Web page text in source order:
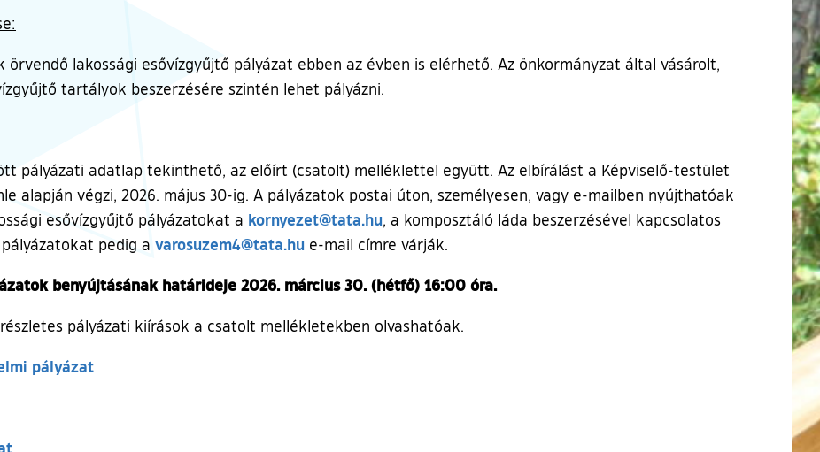
lakossági esővízgyűjtő pályázat ebben az évben is elérhető. Az önkormányzat által vásárolt,
tartályok beszerzésére szintén lehet pályázni.
pályázati adatlap tekinthető, az előírt (csatolt) melléklettel együtt. Az elbírálást a Képviselő-testület
alapján végzi, 2026. május 30-ig. A pályázatok postai úton, személyesen, vagy e-mailben nyújthatóak
esővízgyűjtő pályázatokat a kornyezet@tata.hu, a komposztáló láda beszerzésével kapcsolatos
pályázatokat pedig a varosuzem4@tata.hu e-mail címre várják.
benyújtásának határideje 2026. március 30. (hétfő) 16:00 óra.
pályázati kiírások a csatolt mellékletekben olvashatóak.
pályázat